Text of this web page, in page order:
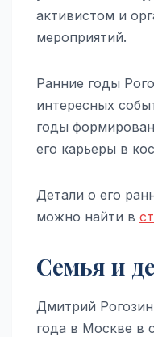
активистом и
мероприятий.
Ранние годы
интересных
годы
его карьеры в
Детали о его
можно найти в
Семья и
Дмитрий Рогозин
года в Москве в